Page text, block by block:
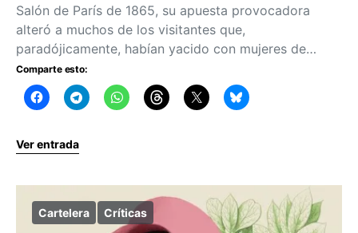
Salón de París de 1865, su apuesta provocadora
alteró a muchos de los visitantes que,
paradójicamente, habían yacido con mujeres de…
Comparte esto:
Ver entrada
Cartelera Críticas